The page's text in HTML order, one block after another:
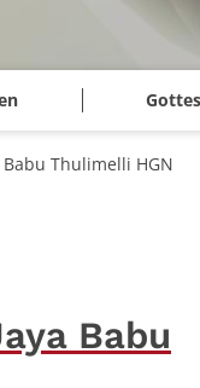
Thulimelli HGN
Babu